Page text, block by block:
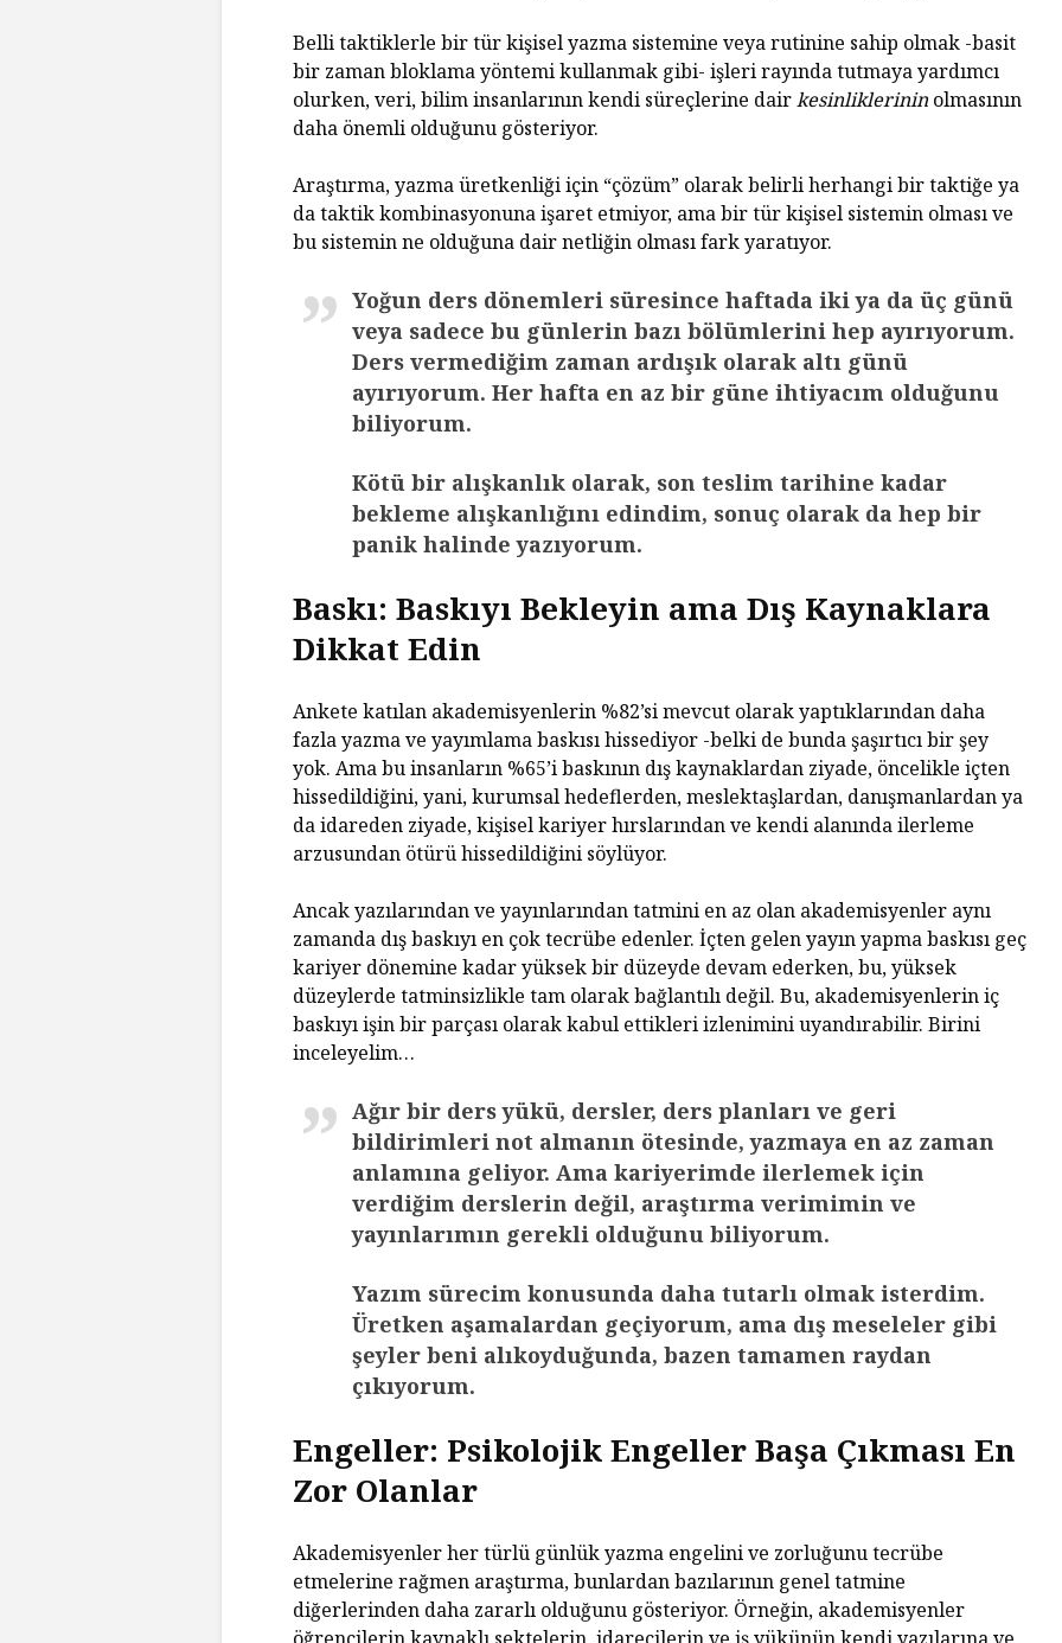
Belli taktiklerle bir tür kişisel yazma sistemine veya rutinine sahip olmak -basit
bir zaman bloklama yöntemi kullanmak gibi- işleri rayında tutmaya yardımcı
olurken, veri, bilim insanlarının kendi süreçlerine dairkesinliklerininolmasının
daha önemli olduğunu gösteriyor.
Araştırma, yazma üretkenliği için “çözüm” olarak belirli herhangi bir taktiğe ya
da taktik kombinasyonuna işaret etmiyor, ama bir tür kişisel sistemin olması ve
bu sistemin ne olduğuna dair netliğin olması fark yaratıyor.
Yoğun ders dönemleri süresince haftada iki ya da üç günü
veya sadece bu günlerin bazı bölümlerini hep ayırıyorum.
Ders vermediğim zaman ardışık olarak altı günü
ayırıyorum. Her hafta en az bir güne ihtiyacım olduğunu
biliyorum.
Kötü bir alışkanlık olarak, son teslim tarihine kadar
bekleme alışkanlığını edindim, sonuç olarak da hep bir
panik halinde yazıyorum.
Baskı: Baskıyı Bekleyin ama Dış Kaynaklara
Dikkat Edin
Ankete katılan akademisyenlerin %82’si mevcut olarak yaptıklarından daha
fazla yazma ve yayımlama baskısı hissediyor -belki de bunda şaşırtıcı bir şey
yok. Ama bu insanların %65’i baskının dış kaynaklardan ziyade, öncelikle içten
hissedildiğini, yani, kurumsal hedeflerden, meslektaşlardan, danışmanlardan ya
da idareden ziyade, kişisel kariyer hırslarından ve kendi alanında ilerleme
arzusundan ötürü hissedildiğini söylüyor.
Ancak yazılarından ve yayınlarından tatmini en az olan akademisyenler aynı
zamanda dış baskıyı en çok tecrübe edenler. İçten gelen yayın yapma baskısı geç
kariyer dönemine kadar yüksek bir düzeyde devam ederken, bu, yüksek
düzeylerde tatminsizlikle tam olarak bağlantılı değil. Bu, akademisyenlerin iç
baskıyı işin bir parçası olarak kabul ettikleri izlenimini uyandırabilir. Birini
inceleyelim…
Ağır bir ders yükü, dersler, ders planları ve geri
bildirimleri not almanın ötesinde, yazmaya en az zaman
anlamına geliyor. Ama kariyerimde ilerlemek için
verdiğim derslerin değil, araştırma verimimin ve
yayınlarımın gerekli olduğunu biliyorum.
Yazım sürecim konusunda daha tutarlı olmak isterdim.
Üretken aşamalardan geçiyorum, ama dış meseleler gibi
şeyler beni alıkoyduğunda, bazen tamamen raydan
çıkıyorum.
Engeller: Psikolojik Engeller Başa Çıkması En
Zor Olanlar
Akademisyenler her türlü günlük yazma engelini ve zorluğunu tecrübe
etmelerine rağmen araştırma, bunlardan bazılarının genel tatmine
diğerlerinden daha zararlı olduğunu gösteriyor. Örneğin, akademisyenler